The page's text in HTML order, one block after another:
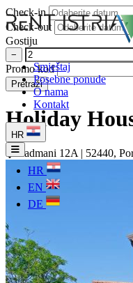
Smještaj
Posebne ponude
O nama
Kontakt
HR
HR
EN
DE
Check-in
Check-out
Gostiju
−
Promo kod
Pretraži
Holiday
Radmani 12A | 52440,